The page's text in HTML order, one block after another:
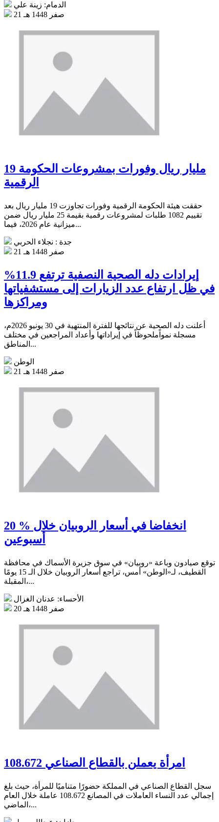
الدمام: زينة علي
21 صفر 1448 هـ
19 مليار ريال وفورات بمشروعات الحكومة
الرقمية
حققت هيئة الحكومة الرقمية وفورات تجاوزت 19 مليار ريال بعد
تقييم 1082 طلبات لمشروعات رقمية بقيمة 25 مليار ريال ضمن
ميزانية عام 2026، فيما...
جدة : نجلاء الحربي
21 صفر 1448 هـ
إيرادات دله الصحية النصفية ترتفع 11.9%
في ظل ارتفاع عدد الزيارات إلى مستشفياتها
ومراكزها
أعلنت دله الصحية عن نتائجها للفترة المنتهية في 30 يونيو 2026م،
مسجلة نمواًملحوظاً في إيراداتها وأعداد المراجعين في مختلف
المناطق...
الوطن
21 صفر 1448 هـ
20 % انخفاضا في أسعار الروبيان خلال
أسبوعين
توقع صيادون وباعة «روبيان» في سوق جزيرة الأسماك في محافظة
القطيف، لـ«الوطن» أمس، تراجع أسعار الروبيان خلال الـ 15 يومًا
المقبلة،...
الأحساء: عدنان الغزال
20 صفر 1448 هـ
108.672 امرأة يعملن بالقطاع الصناعي
سجل القطاع الصناعي في المملكة حضورًا متناميًا للمرأة، حيث بلغ
إجمالي عدد النساء العاملات في المصانع 108.672 عاملة خلال العام
الماضي،...